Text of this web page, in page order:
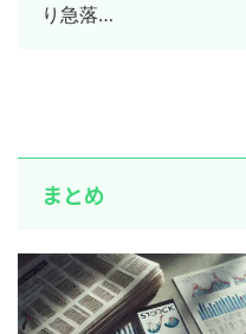
り急落…
まとめ